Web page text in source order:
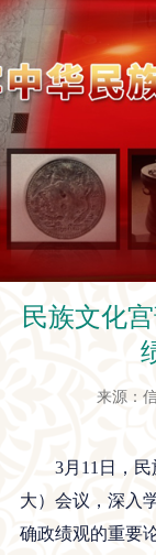
民族文化
来源：
3月11日，
大）会议，深入
确政绩观的重要